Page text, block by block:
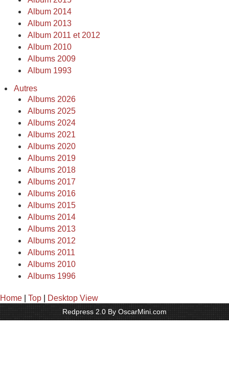
Album 2014
Album 2013
Album 2011 et 2012
Album 2010
Albums 2009
Album 1993
Autres
Albums 2026
Albums 2025
Albums 2024
Albums 2021
Albums 2020
Albums 2019
Albums 2018
Albums 2017
Albums 2016
Albums 2015
Albums 2014
Albums 2013
Albums 2012
Albums 2011
Albums 2010
Albums 1996
Home Top Desktop View
Redpress 2.0 By OscarMini.com